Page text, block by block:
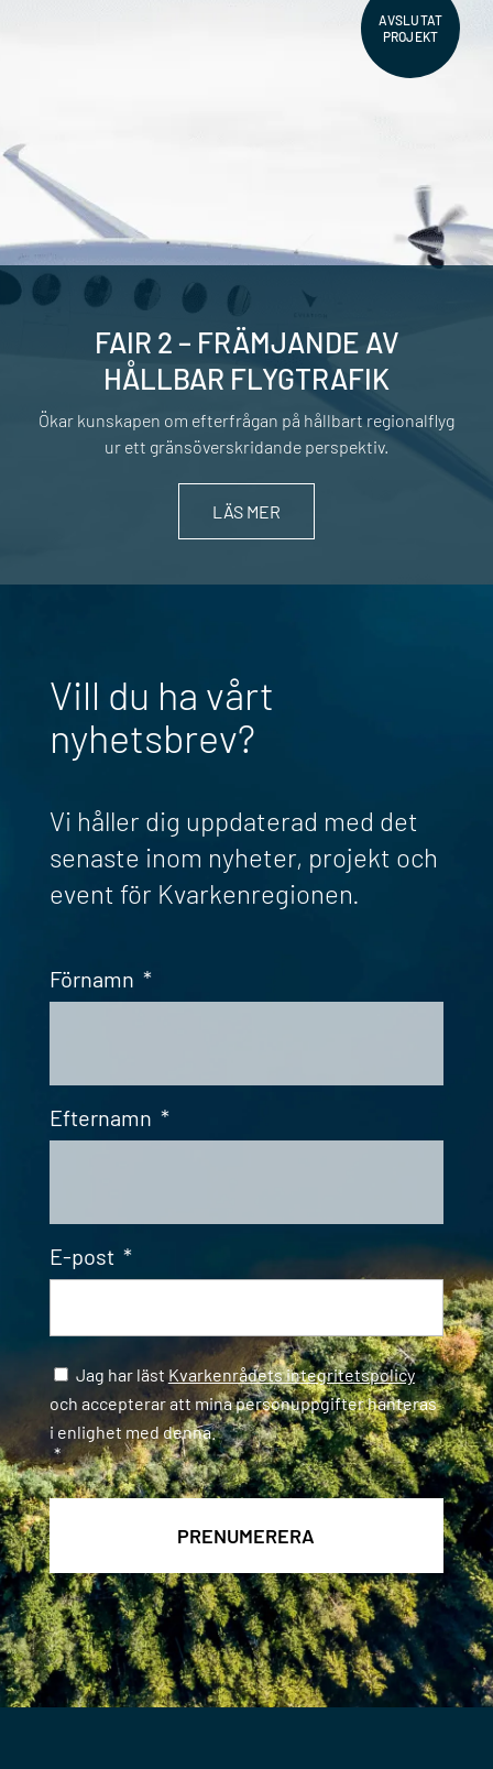
AVSLUTAT
PROJEKT
FAIR 2 – FRÄMJANDE AV
HÅLLBAR FLYGTRAFIK
Ökar kunskapen om efterfrågan på hållbart regionalflyg
ur ett gränsöverskridande perspektiv.
LÄS MER
Vill du ha vårt
nyhetsbrev?
Vi håller dig uppdaterad med det
senaste inom nyheter, projekt och
event för Kvarkenregionen.
Förnamn *
Efternamn *
E-post *
Samtycke *
Jag har läst Kvarkenrådets integritetspolicy
och accepterar att mina personuppgifter hanteras
i enlighet med denna.
*